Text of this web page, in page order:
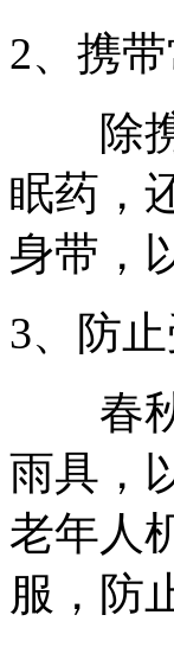
2、携
除携
眠药，
身带，
3、防
春秋
雨具，
老年人
服，防